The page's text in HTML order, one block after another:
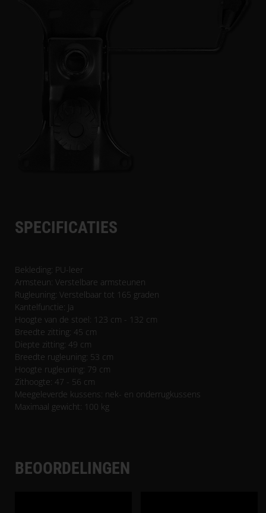
SPECIFICATIES
Bekleding: PU-leer
Armsteun: Verstelbare armsteunen
Rugleuning: Verstelbaar tot 165 graden
Kantelfunctie: Ja
Hoogte van de stoel: 123 cm - 132 cm
Breedte zitting: 45 cm
Diepte zitting: 49 cm
Breedte rugleuning: 53 cm
Hoogte rugleuning: 79 cm
Zithoogte: 47 - 56 cm
Meegeleverde kussens: nek- en onderrugkussens
Maximaal gewicht: 100 kg
BEOORDELINGEN